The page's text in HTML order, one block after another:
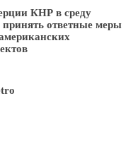
КНР в среду
ответные меры